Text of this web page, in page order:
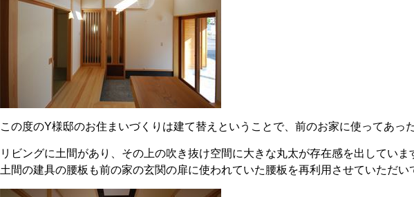
この度のY様邸のお住まいづくりは建て替えということで、前のお家に使ってあっ
リビングに土間があり、その上の吹き抜け空間に大きな丸太が存在感を出していま
土間の建具の腰板も前の家の玄関の扉に使われていた腰板を再利用させていただい